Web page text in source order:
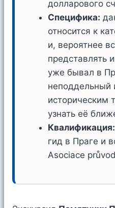
долларового
Специфика:
относится к
и, вероятнее
представлять
уже бывал в
неподдельный
историческим
узнать её
Квалификация:
гид в Праге и
Asociace